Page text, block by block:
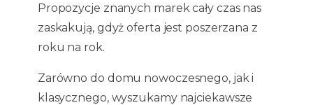
Propozycje znanych marek cały czas nas
zaskakują, gdyż oferta jest poszerzana z
roku na rok.
Zarówno do domu nowoczesnego, jak i
klasycznego, wyszukamy najciekawsze